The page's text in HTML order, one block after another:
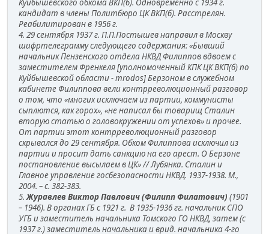
Куйбышевского обкома ВКП(б). Одновременно с 1934 г.
кандидат в члены Политбюро ЦК ВКП(б). Расстрелян.
Реабилитирован в 1956 г.
4. 29 сентября 1937 г. П.П.Постышев направил в Москву
шифртелеграмму следующего содержания: «Бывший
начальник Пензенского отдела НКВД Филиппов вдвоем с
заместителем Френкеля [уполномоченный КПК ЦК ВКП(б) по
Куйбышевской области - mrodos] Берзоном в служебном
кабинете Филиппова вели контрреволюционный разговор
о том, что «многих исключаем из партии, коммунисты
сыплются, как горох», «не написал бы товарищ Сталин
вторую статью о головокружении от успехов» и прочее.
От партии этот контрреволюционный разговор
скрывался до 29 сентября. Обком Филиппова исключил из
партии и просит дать санкцию на его арест. О Берзоне
постановление высылаем в ЦК» // Лубянка. Сталин и
Главное управление госбезопасности НКВД. 1937-1938. М.,
2004. – с. 382-383.
5.Журавлев Виктор Павлович (Филипп Филатович) (1901
– 1946). В органах ГБ с 1921 г. В 1935-1936 гг. начальник СПО
УГБ и заместитель начальника Томского ГО НКВД, затем (с
1937 г.) заместитель начальника и врид. начальника 4-го